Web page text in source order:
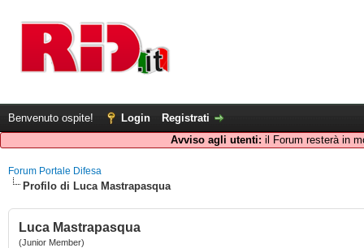
Benvenuto ospite! Login
Registrati
Avviso agli utenti: il Forum resterà in
Forum Portale Difesa
Profilo di Luca Mastrapasqua
Luca Mastrapasqua
(Junior Member)